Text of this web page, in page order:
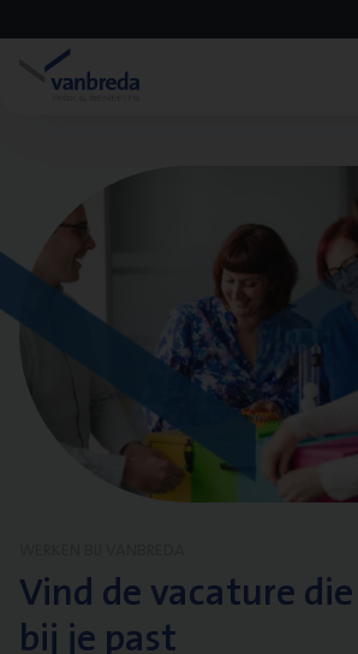
Vind de vacature
bij je past